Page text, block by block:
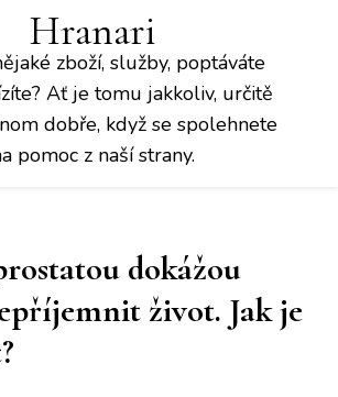
Hranari
zboží, služby, poptáváte
Ať je tomu jakkoliv, určitě
dobře, když se spolehnete
pomoc z naší strany.
dokážou
život. Jak je